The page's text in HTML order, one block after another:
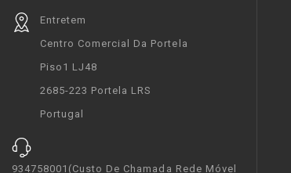
Entretem
Centro Comercial Da Portela
Piso1 LJ48
2685-223 Portela LRS
Portugal
934758001(custo De Chamada Rede Móvel